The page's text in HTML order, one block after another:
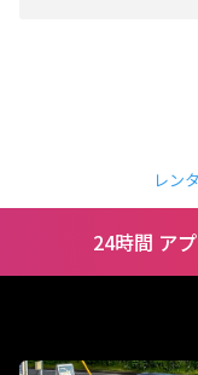
レン
24時間 ア